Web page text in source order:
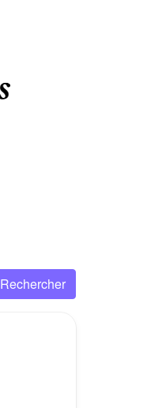
Rechercher